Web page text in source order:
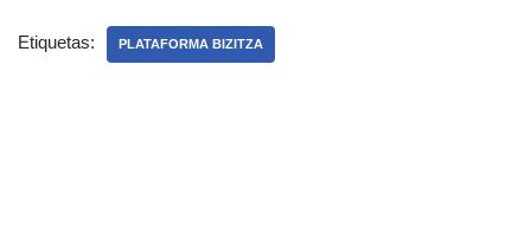
Etiquetas: PLATAFORMA BIZITZA